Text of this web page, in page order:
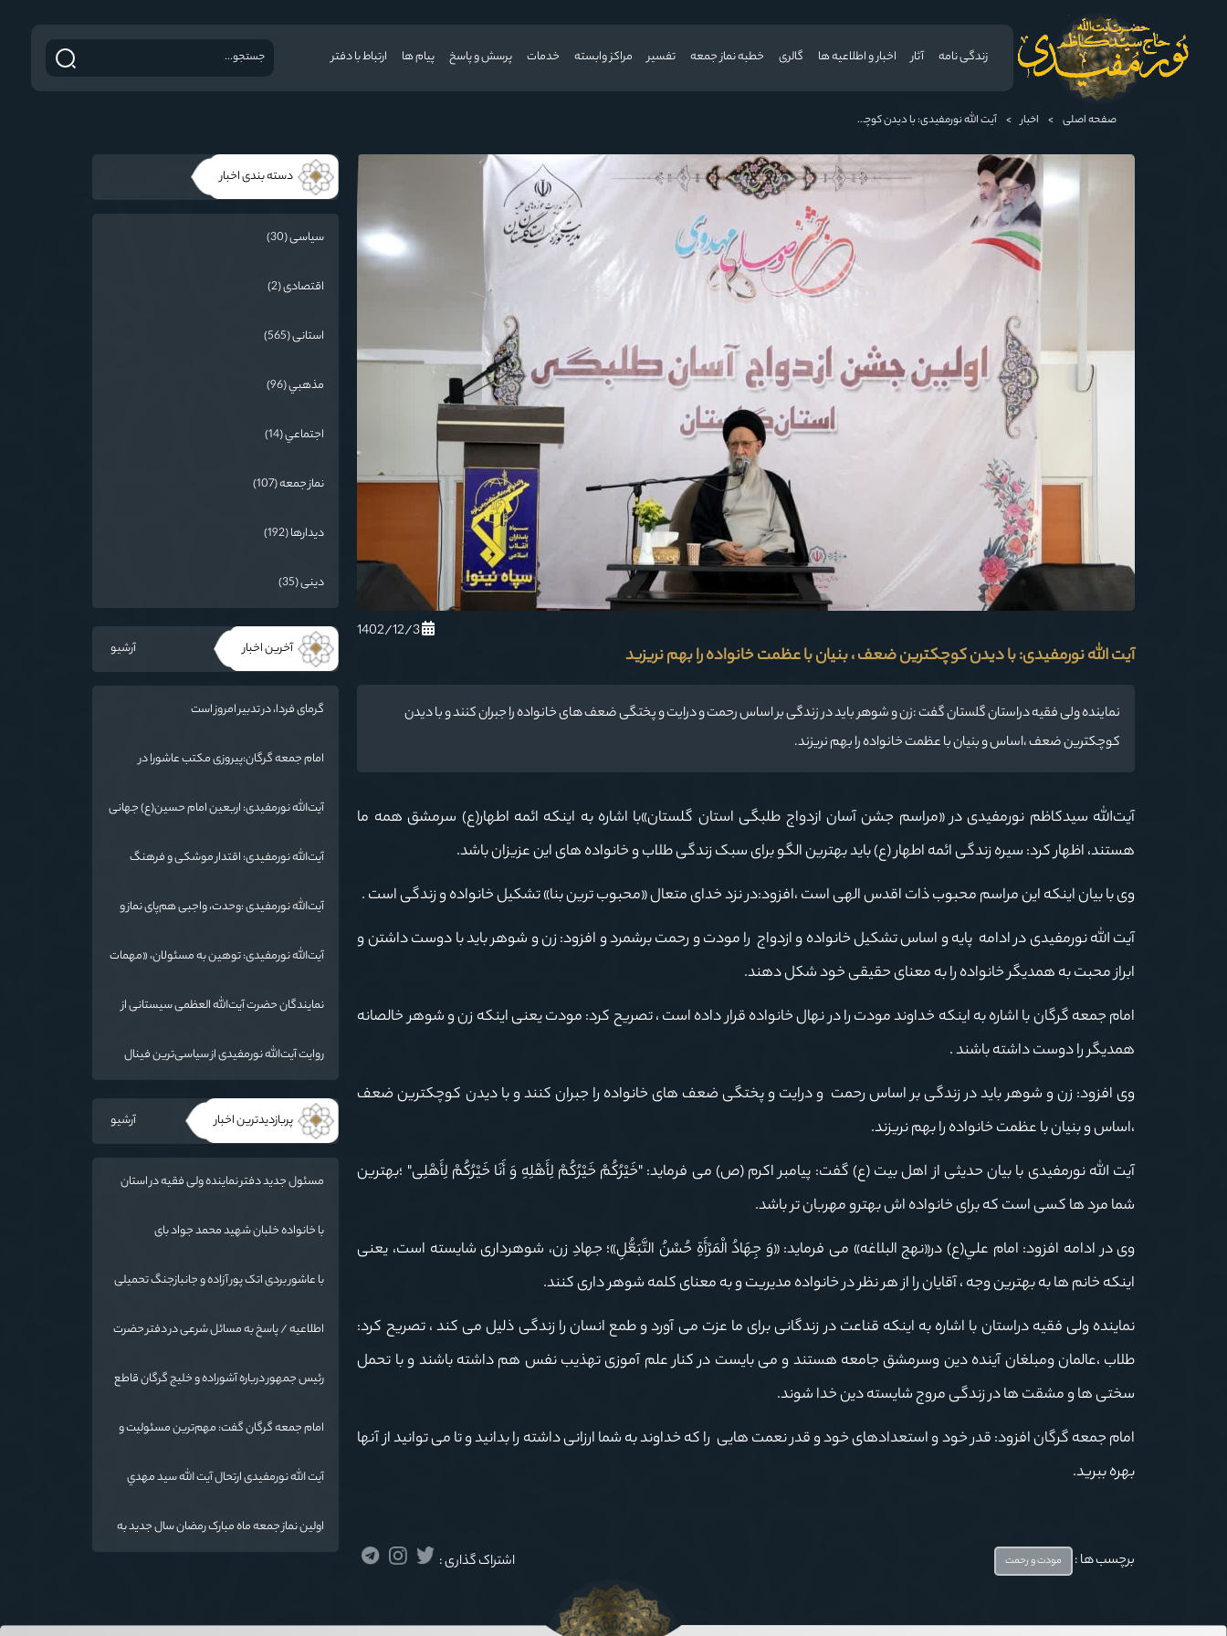
زندگی نامه آثار اخبار و اطلاعیه ها گالری خطبه نماز جمعه تفسیر مراکز وابسته خدمات پرسش و پاسخ پیام ها ارتباط با دفتر
صفحه اصلی > اخبار > آیت الله نورمفیدی: با دیدن کوچکترین ضعف ، بنیان با عظمت خانواده را بهم نریزید
1402/12/3
آیت الله نورمفیدی: با دیدن کوچکترین ضعف ، بنیان با عظمت خانواده را بهم نریزید
نماینده ولی فقیه دراستان گلستان گفت :زن و شوهر باید در زندگی بر اساس رحمت و درایت و پختگی ضعف های خانواده را جبران کنند و با دیدن
کوچکترین ضعف ،اساس و بنیان با عظمت خانواده را بهم نریزند.
آیت‌الله سیدکاظم نورمفیدی در «مراسم جشن آسان ازدواج طلبگی استان گلستان»با اشاره به اینکه ائمه اطهار(ع) سرمشق همه ما
هستند، اظهار کرد: سیره زندگی ائمه اطهار (ع) باید بهترین الگو برای سبک زندگی طلاب و خانواده های این عزیزان باشد.
وی با بیان اینکه این مراسم محبوب ذات اقدس الهی است ،افزود:در نزد خدای متعال «محبوب ترین بنا» تشکیل خانواده و زندگی است .
آیت الله نورمفیدی در ادامه پایه و اساس تشکیل خانواده و ازدواج را مودت و رحمت برشمرد و افزود: زن و شوهر باید با دوست داشتن و
ابراز محبت به همدیگر خانواده را به معنای حقیقی خود شکل دهند.
امام جمعه گرگان با اشاره به اینکه خداوند مودت را در نهال خانواده قرار داده است ، تصریح کرد: مودت یعنی اینکه زن و شوهر خالصانه
همدیگر را دوست داشته باشند .
وی افزود: زن و شوهر باید در زندگی بر اساس رحمت ودرایت و پختگی ضعف های خانواده را جبران کنند و با دیدن کوچکترین ضعف
،اساس و بنیان با عظمت خانواده را بهم نریزند.
آیت الله نورمفیدی با بیان حدیثی از اهل بیت (ع) گفت: پیامبر اکرم (ص) می فرماید: "خَیْرُکُمْ خَیْرُکُمْ لِأَهْلِهِ وَ أَنَا خَیْرُکُمْ لِأَهْلِی" ؛بهترين
شما مرد ها كسى است كه براى خانواده اش بهترو مهربان تر باشد.
وی در ادامه افزود: امام علي(ع) در«نهج البلاغه» می فرماید: «وَ جِهَادُ الْمَرْأَةِ حُسْنُ التَّبَعُّلِ»؛ جهادِ زن، شوهردارى شايسته است، یعنی
اینکه خانم ها به بهترین وجه ، آقایان را از هر نظر در خانواده مدیریت و به معنای کلمه شوهر داری کنند.
نماینده ولی فقیه دراستان با اشاره به اینکه قناعت در زندگانی برای ما عزت می آورد و طمع انسان را زندگی ذلیل می کند ، تصریح کرد:
طلاب ،عالمان ومبلغان آینده دین وسرمشق جامعه هستند و می بایست در کنار علم آموزی تهذیب نفس هم داشته باشند و با تحمل
سختی ها و مشقت ها در زندگی مروج شایسته دین خدا شوند.
امام جمعه گرگان افزود:قدر خود و استعدادهای خود و قدر نعمت هایی را که خداوند به شما ارزانی داشته را بدانید و تا می توانید از آنها
بهره ببرید.
برچسب ها : مودت و رحمت اشتراک گذاری :
دسته بندی اخبار
سیاسی (30)
اقتصادی (2)
استانی (565)
مذهبي (96)
اجتماعي (14)
نماز جمعه (107)
دیدارها (192)
دینی (35)
آخرین اخبار آرشیو
گرمای فردا، در تدبیر امروز است
امام جمعه گرگان:پیروزی مکتب عاشورا در
نمی‌شود
آیت‌الله نورمفیدی: اربعین امام حسین(ع) جهانی
تهمت به مسئولان حد شرعی دارد
آیت‌الله نورمفیدی: اقتدار موشکی و فرهنگ
تا ضرورت روایتگری جهانی
آیت‌الله نورمفیدی :وحدت، واجبی هم‌پای نماز و
آیت‌الله نورمفیدی: توهین به مسئولان، «مهمات
به جای جنگ است
نمایندگان حضرت آیت‌الله العظمی سیستانی از
کردند
روایت آیت‌الله نورمفیدی از سیاسی‌ترین فینال
می‌نشیند
پربازدیدترین اخبار
آرشیو
مسئول جدید دفتر نماینده ولی فقیه در استان
با خانواده خلبان شهید محمد جواد بای
با عاشور بردی اتک پور آزاده و جانبازجنگ تحمیلی
اطلاعیه / پاسخ به مسائل شرعی در دفتر حضرت
رئیس جمهور درباره آشوراده و خلیج گرگان قاطع
امام جمعه گرگان گفت: مهم‌ترین مسئولیت و
دانش‌آموزان، انسان‌سازی و تربیت نیروهای موثر
و مفید برای آینده ایران اسلامی است.
آیت الله نورمفیدی ارتحال آیت الله سيد مهدي
اولین نماز جمعه ماه مبارک رمضان سال جدید به